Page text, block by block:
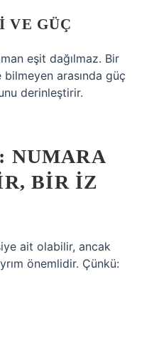
VE GÜÇ
eşit dağılmaz. Bir
arasında güç
derinleştirir.
BIR İZ
ait olabilir, ancak
önemlidir. Çünkü: